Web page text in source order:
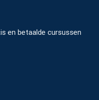
en betaalde cursussen